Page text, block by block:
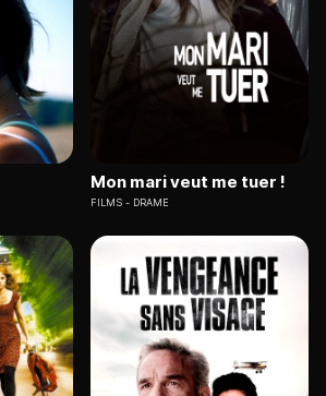
Mon mari veut me tuer !
FILMS DRAME